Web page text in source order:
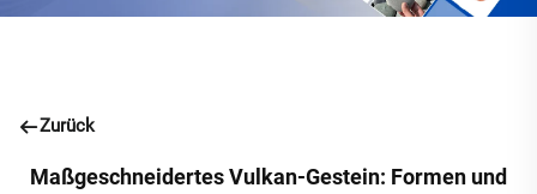
Zurück
Maßgeschneidertes Vulkan-Gestein: Formen und